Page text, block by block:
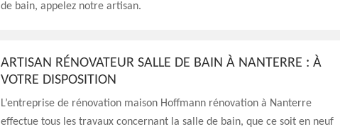
de bain, appelez notre artisan.
ARTISAN RÉNOVATEUR SALLE DE BAIN À NANTERRE : À
VOTRE DISPOSITION
L’entreprise de rénovation maison Hoffmann rénovation à Nanterre
effectue tous les travaux concernant la salle de bain, que ce soit en neuf